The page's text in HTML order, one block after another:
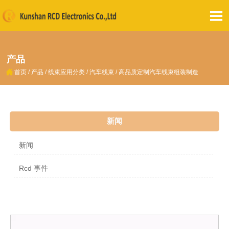

产品
 首页 / 产品 /线束应用分类 /汽车线束 /高品质定制汽车线束组装制造
新闻
新闻
Rcd 事件